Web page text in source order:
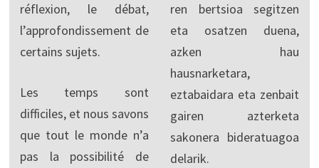
réflexion, le débat,
l’approfondissement de
certains sujets.
Les temps sont
difficiles, et nous savons
que tout le monde n’a
pas la possibilité de
ren bertsioa segitzen
eta osatzen duena,
azken hau
hausnarketara,
eztabaidara eta zenbait
gairen azterketa
sakonera bideratuagoa
delarik.